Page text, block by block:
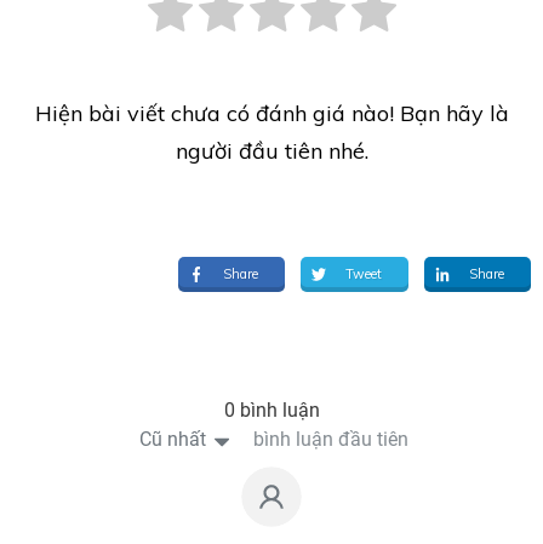
Hiện bài viết chưa có đánh giá nào! Bạn hãy là
người đầu tiên nhé.
Share Tweet Share
0 bình luận
Cũ nhất
bình luận đầu tiên